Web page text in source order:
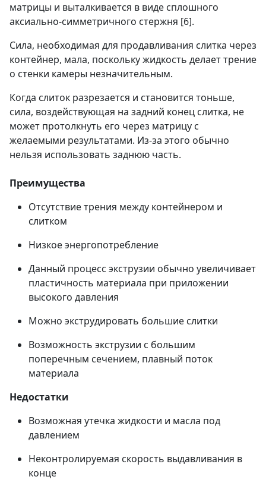
матрицы и выталкивается в виде сплошного
аксиально-симметричного стержня [6].
Сила, необходимая для продавливания слитка через
контейнер, мала, поскольку жидкость делает трение
о стенки камеры незначительным.
Когда слиток разрезается и становится тоньше,
сила, воздействующая на задний конец слитка, не
может протолкнуть его через матрицу с
желаемыми результатами. Из-за этого обычно
нельзя использовать заднюю часть.
Преимущества
Отсутствие трения между контейнером и
слитком
Низкое энергопотребление
Данный процесс экструзии обычно увеличивает
пластичность материала при приложении
высокого давления
Можно экструдировать большие слитки
Возможность экструзии с большим
поперечным сечением, плавный поток
материала
Недостатки
Возможная утечка жидкости и масла под
давлением
Неконтролируемая скорость выдавливания в
конце